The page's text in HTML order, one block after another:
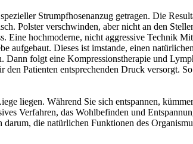
Strumpfhosenanzug getragen. Die
Polster verschwinden, aber nicht an den
Eine hochmoderne, nicht aggressive Technik
Dieses ist imstande, einen
folgt eine Kompressionstherapie und
Patienten entsprechenden Druck versorgt.
liegen. Während Sie sich entspannen,
Verfahren, das Wohlbefinden und
die natürlichen Funktionen des